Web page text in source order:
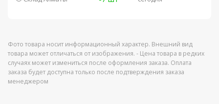
Фото товара носит информационный характер. Внешний вид
товара может отличаться от изображения. - Цена товара в редких
случаях может измениться после оформления заказа. Оплата
заказа будет доступна только после подтверждения заказа
менеджером